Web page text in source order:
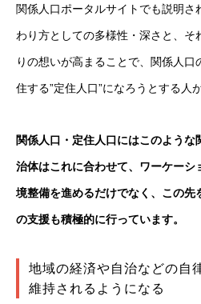
関係人口ポータルサイトでも説明さ
わり方としての多様性・深さと、そ
りの想いが高まることで、関係人
住する”定住人口”になろうとする人
関係人口・定住人口にはこのよう
治体はこれに合わせて、ワーケーシ
境整備を進めるだけでなく、この先
の支援も積極的に行っています。
地域の経済や自治などの自
維持されるようになる